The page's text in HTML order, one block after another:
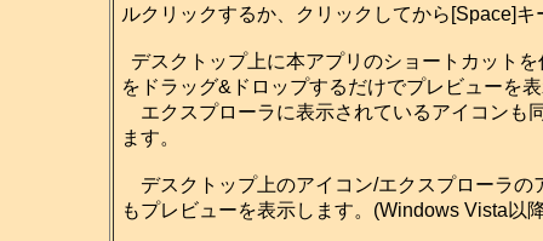
ルクリックするか、クリックしてから[Space]
デスクトップ上に本アプリのショートカット
をドラッグ&ドロップするだけでプレビューを
エクスプローラに表示されているアイコンも
ます。
デスクトップ上のアイコン/エクスプローラの
もプレビューを表示します。(Windows Vista以